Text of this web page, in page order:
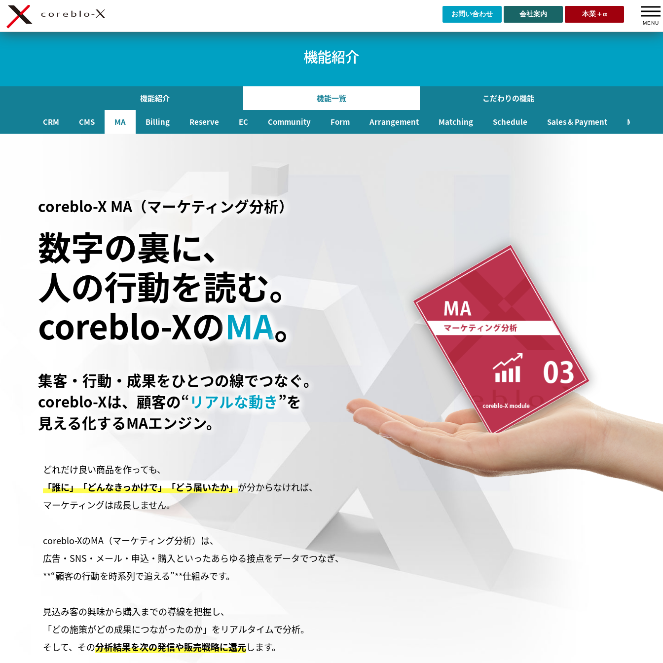
お問い合わせ 会社案内 本業＋α
MENU
機能紹介
機能紹介 機能一覧 こだわりの機能
CRM CMS MA Billing Reserve EC Community Form Arrangement Matching Schedule Sales & Payment Message
coreblo-X MA（マーケティング分析）
数字の裏に、
人の行動を読む。
coreblo-XのMA。
集客・行動・成果をひとつの線でつなぐ。
coreblo-Xは、顧客の“リアルな動き”を
見える化するMAエンジン。
どれだけ良い商品を作っても、
「誰に」「どんなきっかけで」「どう届いたか」が分からなければ、
マーケティングは成長しません。
coreblo-XのMA（マーケティング分析）は、
広告・SNS・メール・申込・購入といったあらゆる接点をデータでつなぎ、
**“顧客の行動を時系列で追える”**仕組みです。
見込み客の興味から購入までの導線を把握し、
「どの施策がどの成果につながったのか」をリアルタイムで分析。
そして、その分析結果を次の発信や販売戦略に還元します。